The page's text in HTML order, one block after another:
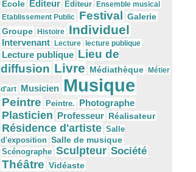
Ecole Editeur Éditeur
Ensemble musical
Etablissement Public Festival Galerie
Groupe
Histoire Individuel
Intervenant Lecture lecture publique
Lecture publique Lieu de
diffusion Livre Médiathèque Métier
d'art Musicien Musique
Peintre Peintre. Photographe
Plasticien Professeur Réalisateur
Résidence d'artiste Salle
d'exposition Salle de musique
Scénographe Sculpteur Société
Théâtre Vidéaste